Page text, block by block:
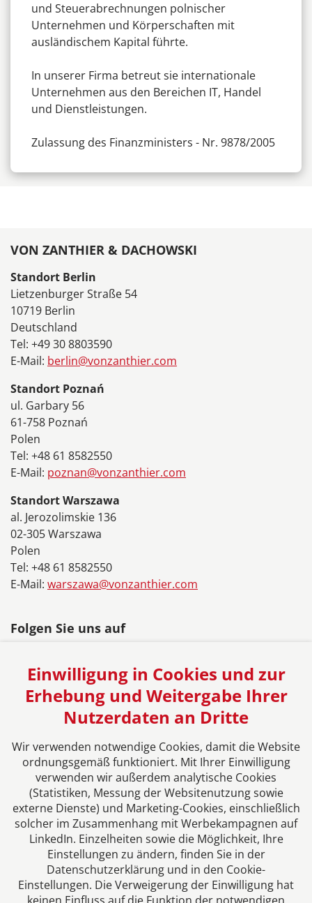
und Steuerabrechnungen polnischer
Unternehmen und Körperschaften mit
ausländischem Kapital führte.
In unserer Firma betreut sie internationale
Unternehmen aus den Bereichen IT, Handel
und Dienstleistungen.
Zulassung des Finanzministers - Nr. 9878/2005
VON ZANTHIER & DACHOWSKI
Standort Berlin
Lietzenburger Straße 54
10719 Berlin
Deutschland
Tel: +49 30 8803590
E-Mail: berlin@vonzanthier.com
Standort Poznań
ul. Garbary 56
61-758 Poznań
Polen
Tel: +48 61 8582550
E-Mail: poznan@vonzanthier.com
Standort Warszawa
al. Jerozolimskie 136
02-305 Warszawa
Polen
Tel: +48 61 8582550
E-Mail: warszawa@vonzanthier.com
Folgen Sie uns auf
Das europäische Kanzlei-Netzwerk
Impressum
Einwilligung in Cookies und zur
Erhebung und Weitergabe Ihrer
Nutzerdaten an Dritte
Wir verwenden notwendige Cookies, damit die Website
ordnungsgemäß funktioniert. Mit Ihrer Einwilligung
verwenden wir außerdem analytische Cookies
(Statistiken, Messung der Websitenutzung sowie
externe Dienste) und Marketing-Cookies, einschließlich
solcher im Zusammenhang mit Werbekampagnen auf
LinkedIn. Einzelheiten sowie die Möglichkeit, Ihre
Einstellungen zu ändern, finden Sie in der
Datenschutzerklärung und in den Cookie-
Einstellungen. Die Verweigerung der Einwilligung hat